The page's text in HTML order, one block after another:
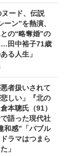
ード、伝説
ーン”を熱演、
の“略奪婚”の
…田中裕子71歳
る人生」
悪者扱いされて
しい」『北の
本聰氏（91）
語った現代社
和感”「バブル
ラマはつまら
」